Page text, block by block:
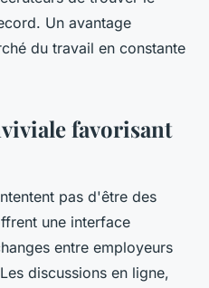
Un avantage
du travail en constante
favorisant
pas d'être des
une interface
entre employeurs
discussions en ligne,